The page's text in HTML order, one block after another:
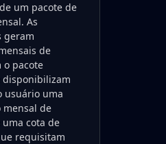
um pacote de
As
geram
de
o pacote
disponibilizam
usuário uma
mensal de
cota de
requisitam